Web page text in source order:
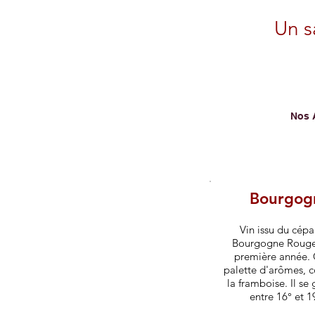
Un
Nos
Vin issu du
Bourgogne
première année.
palette d'arômes,
la framboise. Il se
entre 16° et